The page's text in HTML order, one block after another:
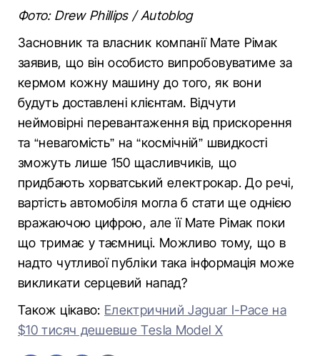
Фото: Drew Phillips / Аutoblog
Засновник та власник компанії Мате Рімак
заявив, що він особисто випробовуватиме за
кермом кожну машину до того, як вони
будуть доставлені клієнтам. Відчути
неймовірні перевантаження від прискорення
та “невагомість” на “космічній” швидкості
зможуть лише 150 щасливчиків, що
придбають хорватський електрокар. До речі,
вартість автомобіля могла б стати ще однією
вражаючою цифрою, але її Мате Рімак поки
що тримає у таємниці. Можливо тому, що в
надто чутливої публіки така інформація може
викликати серцевий напад?
Також цікаво: Електричний Jaguar I-Pace на
$10 тисяч дешевше Tesla Model X